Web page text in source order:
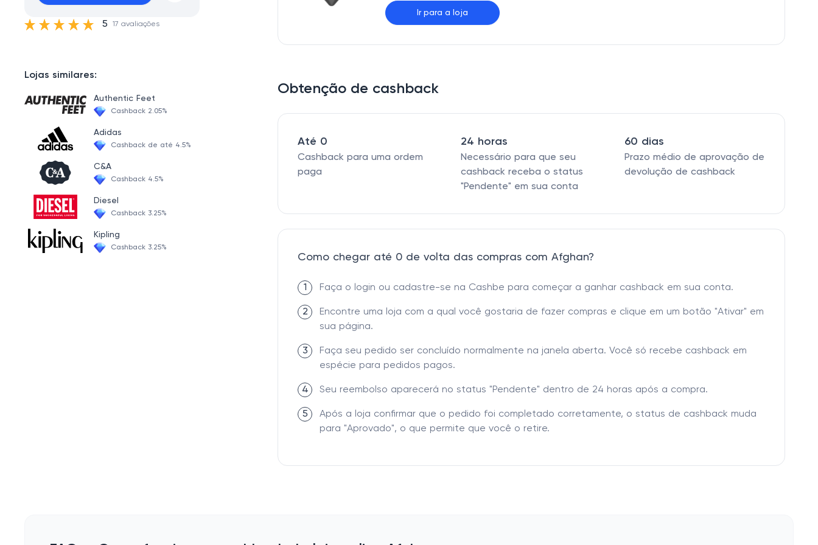
5 17 avaliações
Lojas similares:
Authentic Feet
Cashback 2.05%
Adidas
Cashback de até 4.5%
C&A
Cashback 4.5%
Diesel
Cashback 3.25%
Kipling
Cashback 3.25%
Ir para a loja
Obtenção de cashback
Até 0
Cashback para uma ordem
paga
24 horas
Necessário para que seu
cashback receba o status
"Pendente" em sua conta
60 dias
Prazo médio de aprovação de
devolução de cashback
Como chegar até 0 de volta das compras com Afghan?
1 Faça o login ou cadastre-se na Cashbe para começar a ganhar cashback em sua conta.
2
Encontre uma loja com a qual você gostaria de fazer compras e clique em um botão "Ativar" em
sua página.
3
Faça seu pedido ser concluído normalmente na janela aberta. Você só recebe cashback em
espécie para pedidos pagos.
4 Seu reembolso aparecerá no status "Pendente" dentro de 24 horas após a compra.
5
Após a loja confirmar que o pedido foi completado corretamente, o status de cashback muda
para "Aprovado", o que permite que você o retire.